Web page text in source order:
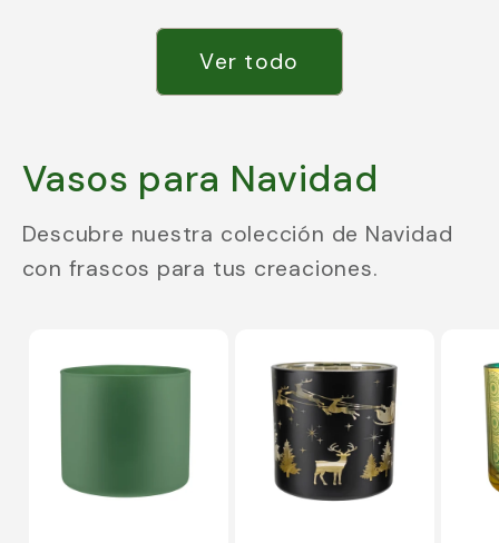
Ver todo
Vasos para Navidad
Descubre nuestra colección de Navidad
con frascos para tus creaciones.